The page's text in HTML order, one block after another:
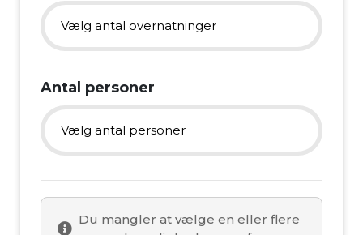
1. august 2026
2. august 2026
Vælg antal overnatninger
Antal personer
Vælg antal personer
1 person
2 personer
Du mangler at vælge en eller flere